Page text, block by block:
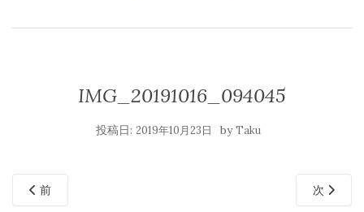
IMG_20191016_094045
投稿日: 2019年10月23日 byTaku
前 次